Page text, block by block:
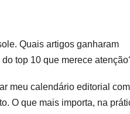
Quais artigos ganharam
top 10 que merece
meu calendário editorial com
O que mais importa, na